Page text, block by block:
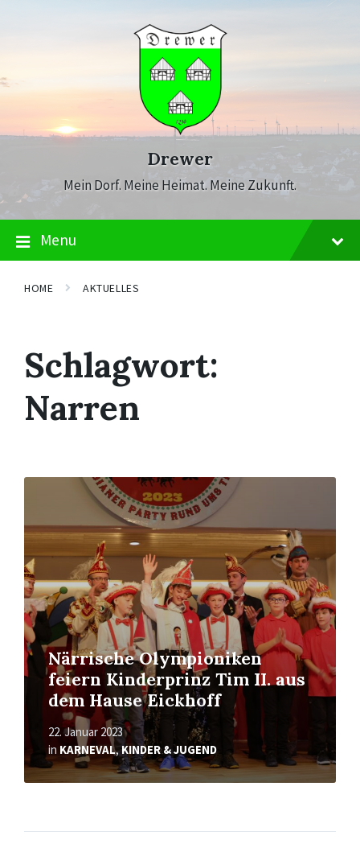
Drewer
Mein Dorf. Meine Heimat. Meine Zukunft.
Menu
HOME AKTUELLES
Schlagwort:
Narren
Närrische Olympioniken
feiern Kinderprinz Tim II. aus
dem Hause Eickhoff
22. Januar 2023
in KARNEVAL,KINDER & JUGEND
Mehr